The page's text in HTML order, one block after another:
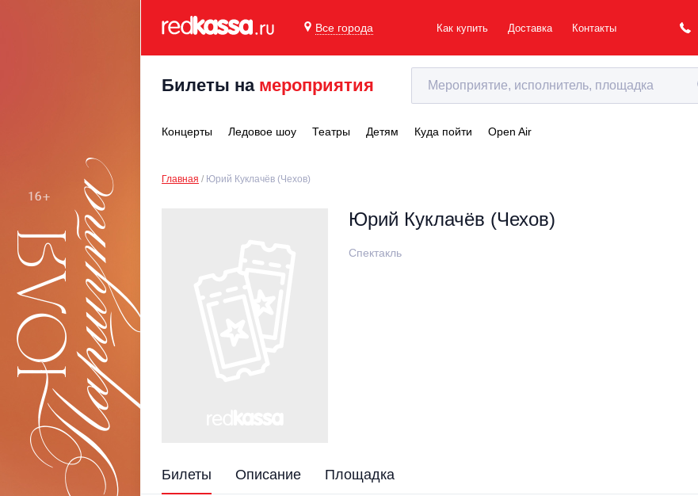
Все города Как купить Доставка Контакты
Билеты на мероприятия
Концерты Ледовое шоу Театры Детям Куда пойти Open Air
Главная Юрий Куклачёв (Чехов)
Юрий Куклачёв (Чехов)
Спектакль
Билеты Описание Площадка